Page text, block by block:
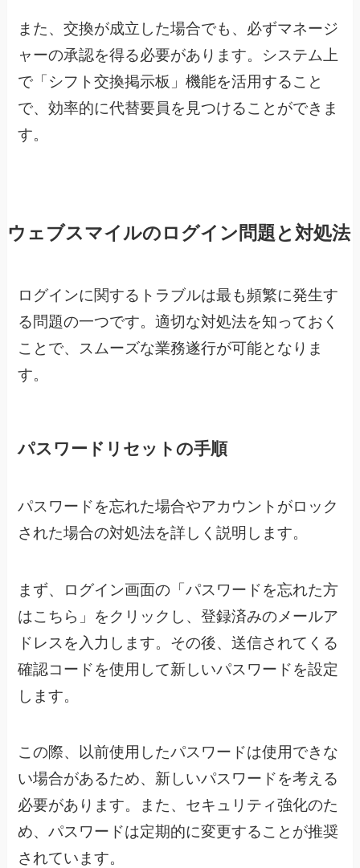
また、交換が成立した場合でも、必ずマネージ
ャーの承認を得る必要があります。システム上
で「シフト交換掲示板」機能を活用すること
で、効率的に代替要員を見つけることができま
す。
ウェブスマイルのログイン問題と対処法
ログインに関するトラブルは最も頻繁に発生す
る問題の一つです。適切な対処法を知っておく
ことで、スムーズな業務遂行が可能となりま
す。
パスワードリセットの手順
パスワードを忘れた場合やアカウントがロック
された場合の対処法を詳しく説明します。
まず、ログイン画面の「パスワードを忘れた方
はこちら」をクリックし、登録済みのメールア
ドレスを入力します。その後、送信されてくる
確認コードを使用して新しいパスワードを設定
します。
この際、以前使用したパスワードは使用できな
い場合があるため、新しいパスワードを考える
必要があります。また、セキュリティ強化のた
め、パスワードは定期的に変更することが推奨
されています。